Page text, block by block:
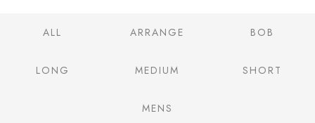
ALL ARRANGE BOB
LONG MEDIUM SHORT
MENS